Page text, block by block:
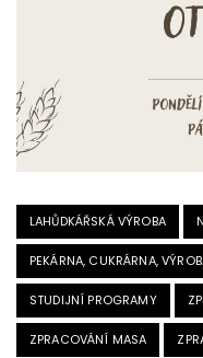
LAHŮDKÁŘSKÁ VÝROBA
PEKÁRNA, CUKRÁRNA,
STUDIJNÍ PROGRAMY
ZPRACOVÁNÍ MASA